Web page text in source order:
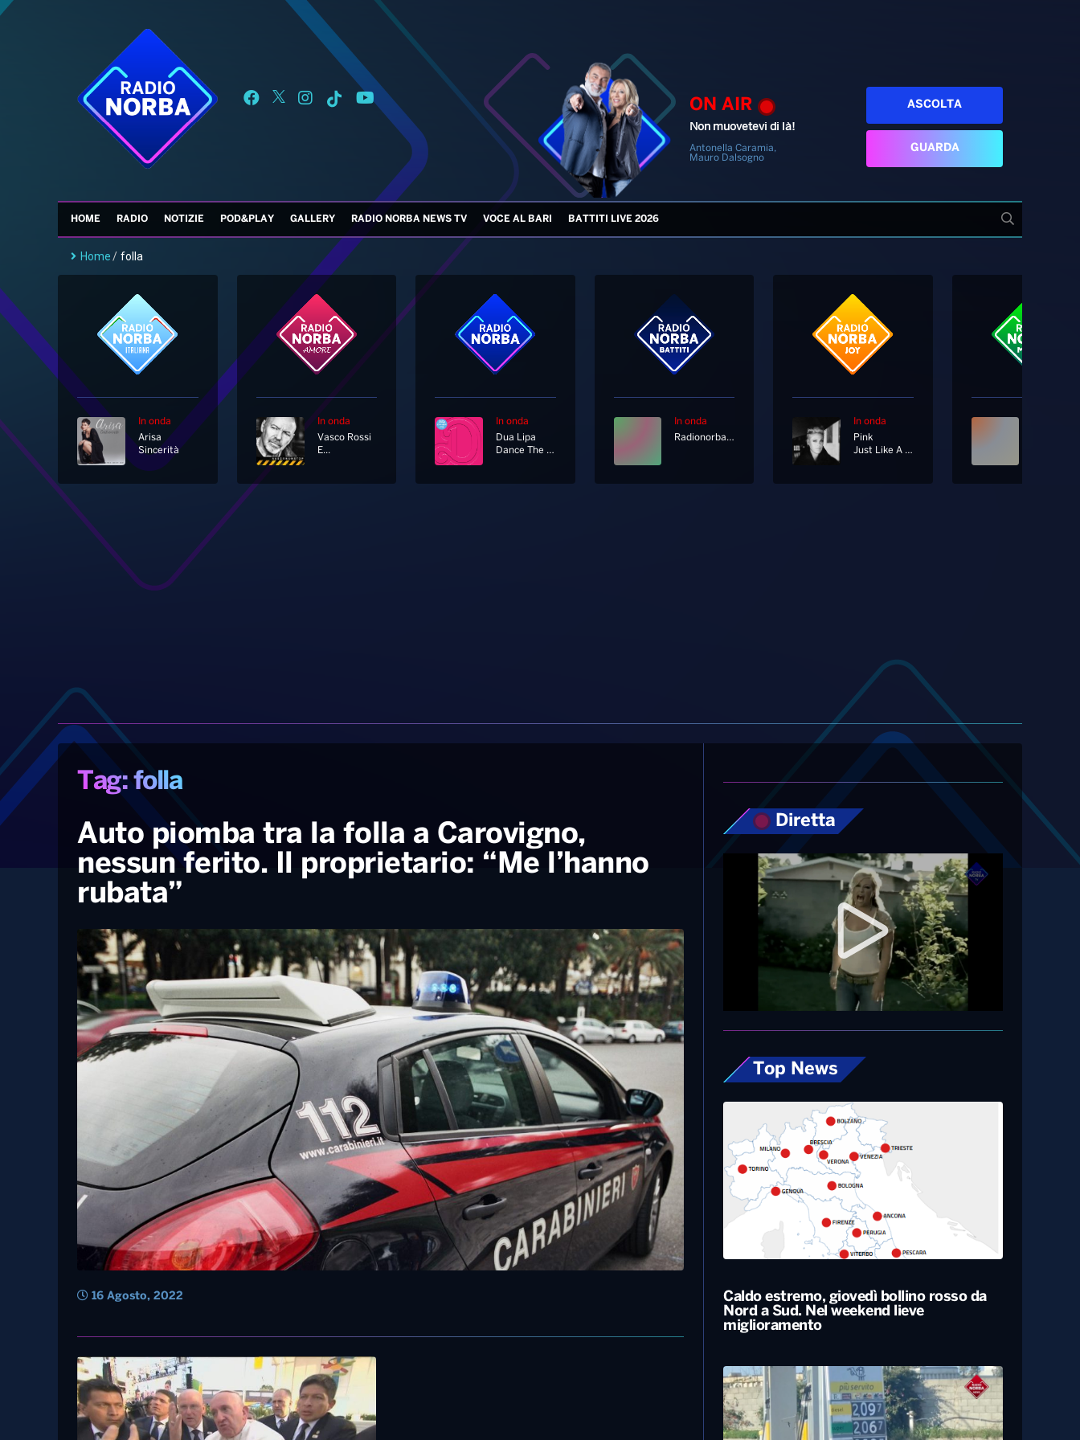
ON AIR
Non muovetevi di là!
Antonella Caramia,
Mauro Dalsogno
ASCOLTA
GUARDA
HOME RADIO NOTIZIE POD&PLAY GALLERY RADIO NORBA NEWS TV VOCE AL BARI BATTITI LIVE 2026
Home/ folla
In onda
Arisa
Sincerità
In onda
Vasco Rossi
E...
In onda
Dua Lipa
Dance The Night
In onda
Radionorba News
In onda
Pink
Just Like A Pill
Tag: folla
Auto piomba tra la folla a Carovigno,
nessun ferito. Il proprietario: “Me l’hanno
rubata”
16 Agosto, 2022
Diretta
Top News
Caldo estremo, giovedì bollino rosso da
Nord a Sud. Nel weekend lieve
miglioramento